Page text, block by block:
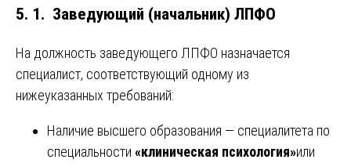
5. 1. Заведующий (начальник) ЛПФО
На должность заведующего ЛПФО назначается
специалист, соответствующий одному из
нижеуказанных требований:
Наличие высшего образования — специалитета по
специальности «клиническая психология»или